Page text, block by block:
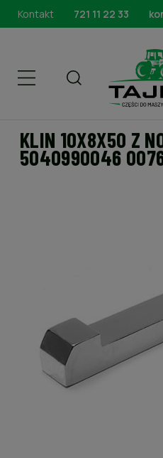
Kontakt 721 11 22 33
KLIN 10X8X50 Z
5040990046